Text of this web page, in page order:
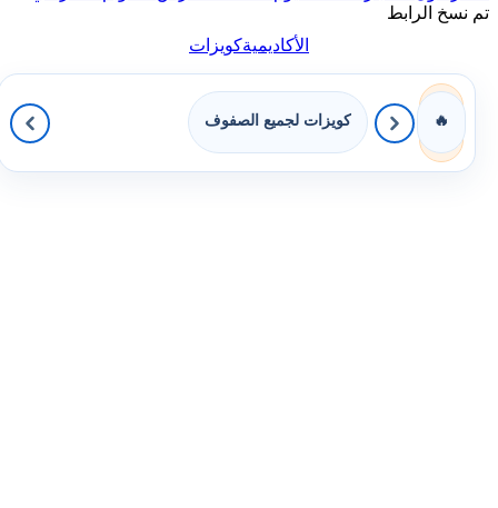
تم نسخ الرابط
الأكاديميةكويزات
🔥 كويزات لجميع الصفوف